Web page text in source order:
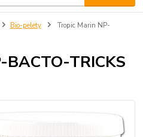
Bio-pelety
Tropic Marin NP-
TRICKS